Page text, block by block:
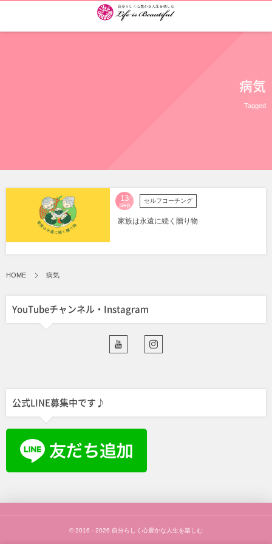
病気
Tagged
13
Sep
セルフコーチング
家族は永遠に続く贈り物
HOME 病気
YouTubeチャンネル・Instagram
公式LINE募集中です♪
© 2016 - 2026 自分らしく心豊かな人生を楽しむ